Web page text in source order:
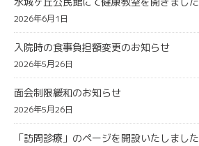
2026年6月1日
入院時の食事負担額変更のお知らせ
2026年5月26日
面会制限緩和のお知らせ
2026年5月26日
「訪問診療」のページを開設いたしました